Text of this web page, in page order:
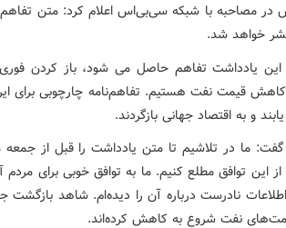
مصاحبه با شبکه سی‌بی‌اس اعلام کرد: متن
خواهد شد.
این یادداشت تفاهم حاصل می شود، باز کردن
قیمت نفت هستیم. تفاهم‌نامه چارچوبی برای
و به اقتصاد جهانی بازگردند.
ما در تلاشیم تا متن یادداشت را قبل از جمعه
از این توافق مطلع کنیم. ما به توافق خوبی برای
نادرست درباره آن را دیده‌ام. شاهد بازگشت
نفت شروع به کاهش کرده‌اند.